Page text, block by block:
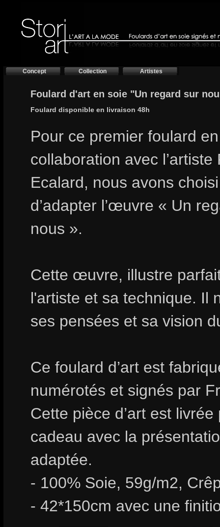
Concept Collection Artistes
Foulard d'art en soie "Un regard sur
Foulard disponible en livraison 48h
Pour ce premier foulard en
collaboration avec l’artiste
Ecalard, nous avons choisi
d’adapter l’œuvre « Un
nous ».
Cette œuvre, illustre
l'artiste et sa technique. Il
ses pensées et sa vision
Ce foulard d’art est
numérotés et signés par
Cette pièce d’art est
cadeau avec la
adaptée.
- 100% Soie, 59g/m2,
- 42*150cm avec une